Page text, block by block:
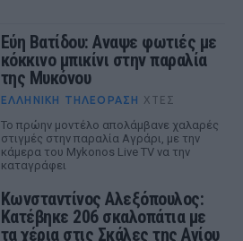
Εύη Βατίδου: Αναψε φωτιές με
κόκκινο μπικίνι στην παραλία
της Μυκόνου
ΕΛΛΗΝΙΚΉ ΤΗΛΕΌΡΑΣΗ ΧΤΕΣ
Το πρώην μοντέλο απολάμβανε χαλαρές
στιγμές στην παραλία Αγράρι, με την
κάμερα του Mykonos Live TV να την
καταγράφει
Κωνσταντίνος Αλεξόπουλος:
Κατέβηκε 206 σκαλοπάτια με
τα χέρια στις Σκάλες της Αγίου